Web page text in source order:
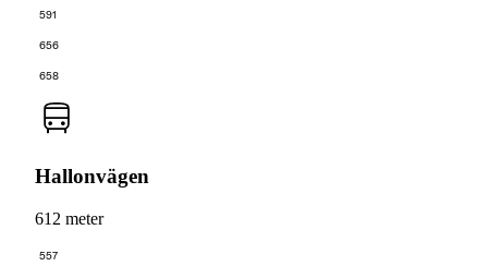
591
656
658
Hallonvägen
612 meter
557